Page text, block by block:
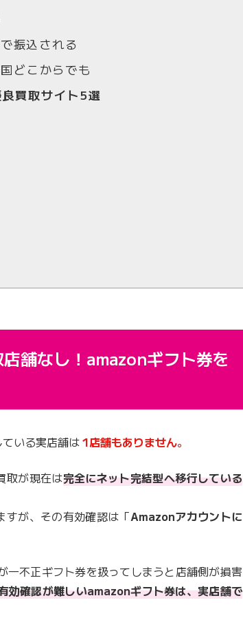
振込される
どこからでも
買取サイト5選
舗なし！amazonギフト券を
いる実店舗は1店舗もありません。
取が現在は完全にネット完結型へ移行している
が、その有効確認は「Amazonアカウントに
一不正ギフト券を扱ってしまうと店舗側が損害
効確認が難しいamazonギフト券は、実店舗で